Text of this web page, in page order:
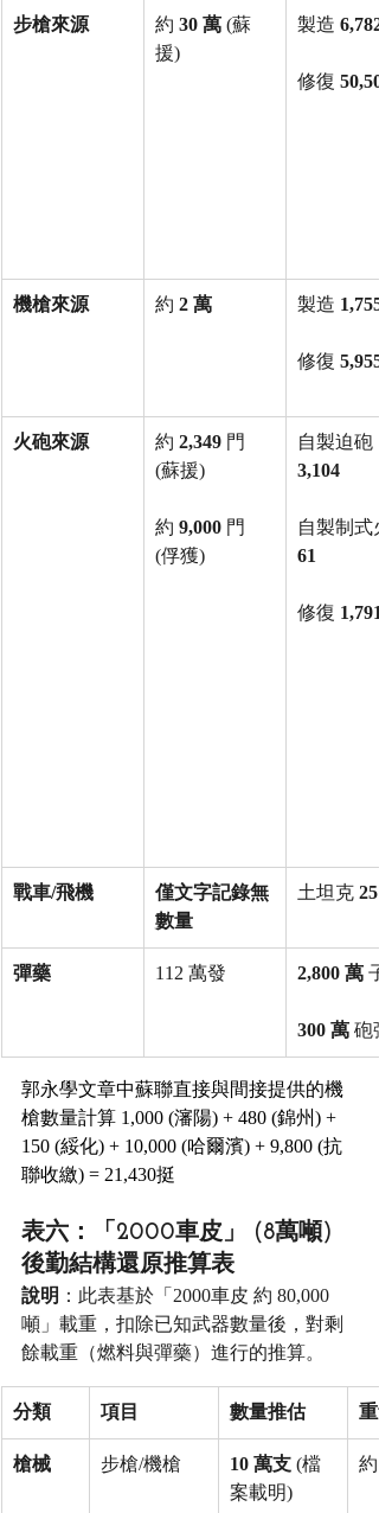
步槍來源 約 30 萬 (蘇
援)
製造 6,782
修復
機槍來源 約 2 萬 製造 1,755
修復 5,955
火砲來源 約 2,349 門
(蘇援)
約 9,000 門
(俘獲)
自製迫砲
3,104
自製制式
61
修復 1,791
戰車/飛機
僅文字記錄無
數量
土坦克 25
彈藥 112 萬發 2,800 萬
300 萬 砲
郭永學文章中蘇聯直接與間接提供的機
槍數量計算 1,000 (瀋陽) + 480 (錦州) +
150 (綏化) + 10,000 (哈爾濱) + 9,800 (抗
聯收繳) = 21,430挺
表六：「2000車皮」 (8萬噸)
後勤結構還原推算表
說明 ：此表基於「2000車皮 約 80,000
噸」載重，扣除已知武器數量後，對剩
餘載重（燃料與彈藥）進行的推算。
分類 項目 數量推估
槍械 步槍/機槍 10 萬支 (檔
案載明)
約